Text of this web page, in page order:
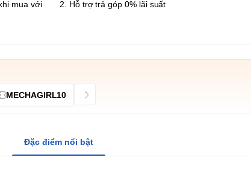
mua với
2. Hỗ trợ trả góp 0% lãi suất
MECHAGIRL10
Đặc điểm nổi bật